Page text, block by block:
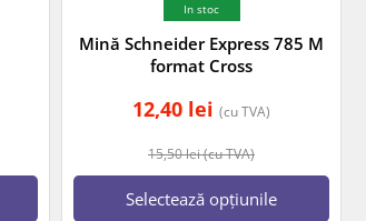
In stoc
Mină Schneider Express 785 M
format Cross
15,50lei(cu TVA)
12,40 lei (cu TVA)
Selectează opțiunile